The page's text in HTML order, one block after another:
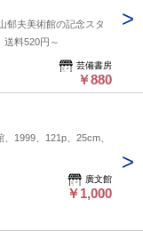
夫美術館の記念スタ
送料520円～
芸備書房
￥880
1999、121p、25cm、
廣文館
￥1,000